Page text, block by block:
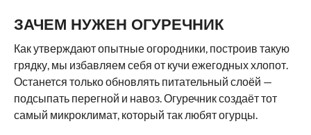
ЗАЧЕМ НУЖЕН ОГУРЕЧНИК
Как утверждают опытные огородники, построив такую
грядку, мы избавляем себя от кучи ежегодных хлопот.
Останется только обновлять питательный слоёй —
подсыпать перегной и навоз. Огуречник создаёт тот
самый микроклимат, который так любят огурцы.